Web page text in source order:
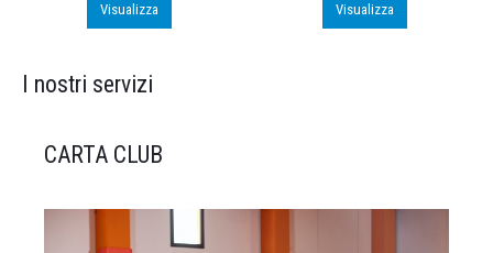
Visualizza Visualizza
I nostri servizi
CARTA CLUB